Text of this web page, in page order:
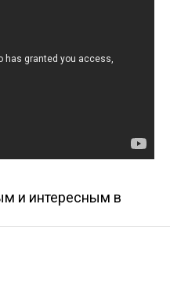
и интересным в